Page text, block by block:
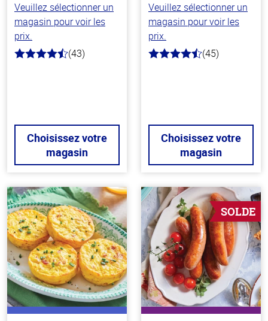
Veuillez sélectionner un
magasin pour voir les
prix.
4.1
(43)
Choisissez votre
magasin
Veuillez sélectionner un
magasin pour voir les
prix.
4.8
(45)
Choisissez votre
magasin
SOLDE